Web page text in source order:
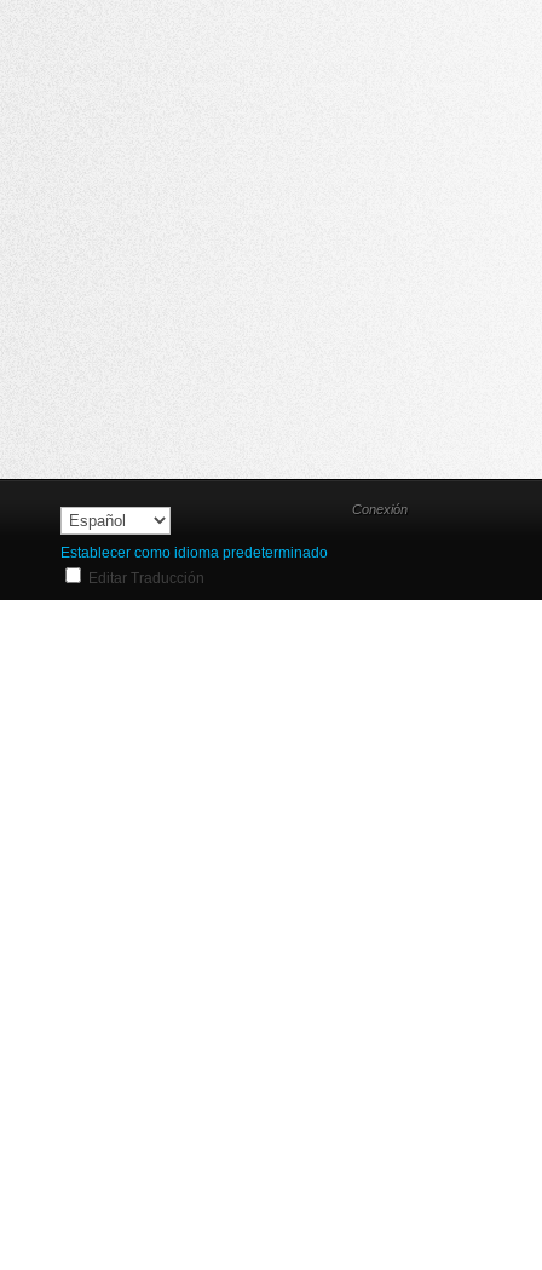
Establecer como idioma predeterminado
Editar Traducción
Conexión